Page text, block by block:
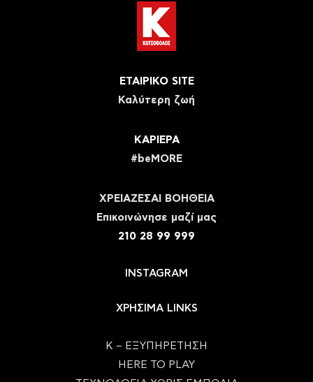
ΕΤΑΙΡΙΚΟ SITE
Καλύτερη ζωή
ΚΑΡΙΕΡΑ
#beMORE
ΧΡΕΙΑΖΕΣΑΙ ΒΟΗΘΕΙΑ
Eπικοινώνησε μαζί μας
210 28 99 999
INSTAGRAM
ΧΡΗΣΙΜΑ LINKS
Κ – ΕΞΥΠΗΡΕΤΗΣΗ
HERE TO PLAY